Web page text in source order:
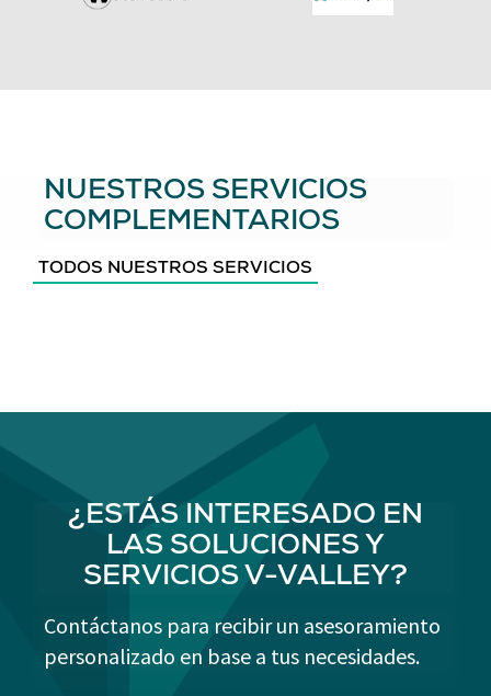
NUESTROS SERVICIOS
COMPLEMENTARIOS
TODOS NUESTROS SERVICIOS
¿ESTÁS INTERESADO EN
LAS SOLUCIONES Y
SERVICIOS V-VALLEY?
Contáctanos para recibir un asesoramiento
personalizado en base a tus necesidades.